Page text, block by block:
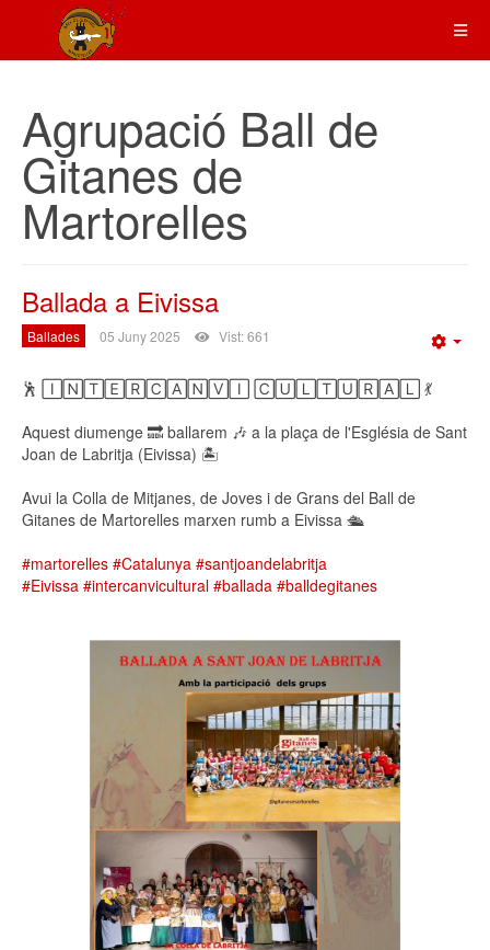
Agrupació Ball de
Gitanes de
Martorelles
Ballada a Eivissa
Ballades 05 Juny 2025 Vist: 661
🕺 🄸🄽🅃🄴🅁🄲🄰🄽🅅🄸 🄲🅄🄻🅃🅄🅁🄰🄻 💃
Aquest diumenge 🔜 ballarem 🎶 a la plaça de l'Església de Sant
Joan de Labritja (Eivissa) 🏝
Avui la Colla de Mitjanes, de Joves i de Grans del Ball de
Gitanes de Martorelles marxen rumb a Eivissa 🛳
#martorelles #Catalunya #santjoandelabritja
#Eivissa #intercanvicultural #ballada #balldegitanes